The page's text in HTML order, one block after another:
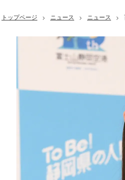
トップページ > ニュース > ニュース >